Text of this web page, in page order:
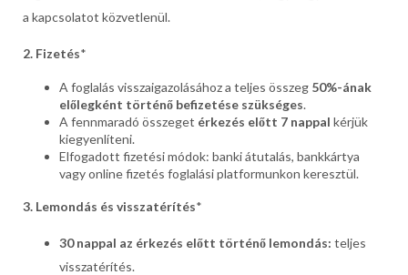
a kapcsolatot közvetlenül.
2. Fizetés*
A foglalás visszaigazolásához a teljes összeg 50%-ának
előlegként történő befizetése szükséges.
A fennmaradó összeget érkezés előtt 7 nappal kérjük
kiegyenlíteni.
Elfogadott fizetési módok: banki átutalás, bankkártya
vagy online fizetés foglalási platformunkon keresztül.
3. Lemondás és visszatérítés*
30 nappal az érkezés előtt történő lemondás: teljes
visszatérítés.